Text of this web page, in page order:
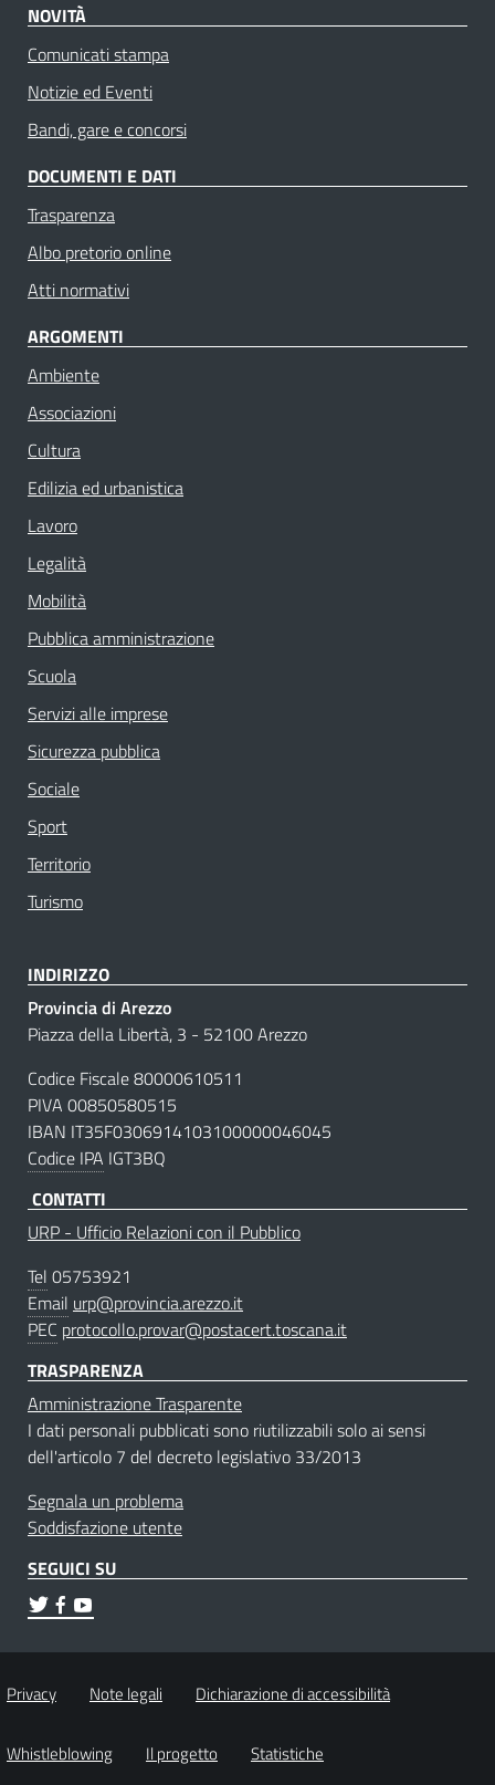
NOVITÀ
Comunicati stampa
Notizie ed Eventi
Bandi, gare e concorsi
DOCUMENTI E DATI
Trasparenza
Albo pretorio online
Atti normativi
ARGOMENTI
Ambiente
Associazioni
Cultura
Edilizia ed urbanistica
Lavoro
Legalità
Mobilità
Pubblica amministrazione
Scuola
Servizi alle imprese
Sicurezza pubblica
Sociale
Sport
Territorio
Turismo
INDIRIZZO
Provincia di Arezzo
Piazza della Libertà, 3 - 52100 Arezzo
Codice Fiscale 80000610511
PIVA 00850580515
IBAN IT35F0306914103100000046045
Codice IPA IGT3BQ
CONTATTI
URP - Ufficio Relazioni con il Pubblico
Tel 05753921
Email urp@provincia.arezzo.it
PEC protocollo.provar@postacert.toscana.it
TRASPARENZA
Amministrazione Trasparente
I dati personali pubblicati sono riutilizzabili solo ai sensi
dell'articolo 7 del decreto legislativo 33/2013
Segnala un problema
Soddisfazione utente
SEGUICI SU
Privacy Note legali Dichiarazione di accessibilità
Whistleblowing Il progetto Statistiche